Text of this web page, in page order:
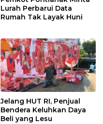
Lurah Perbarui Data
Rumah Tak Layak Huni
Jelang HUT RI, Penjual
Bendera Keluhkan Daya
Beli yang Lesu